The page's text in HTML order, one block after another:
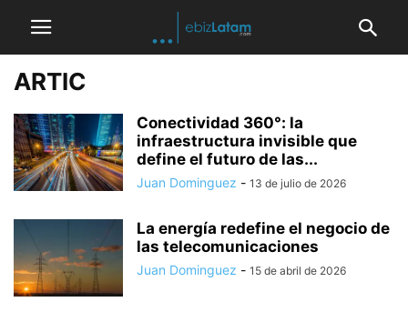
ARTIC
Conectividad 360°: la
infraestructura invisible que
define el futuro de las...
Juan Dominguez - 13 de julio de 2026
La energía redefine el negocio de
las telecomunicaciones
Juan Dominguez - 15 de abril de 2026